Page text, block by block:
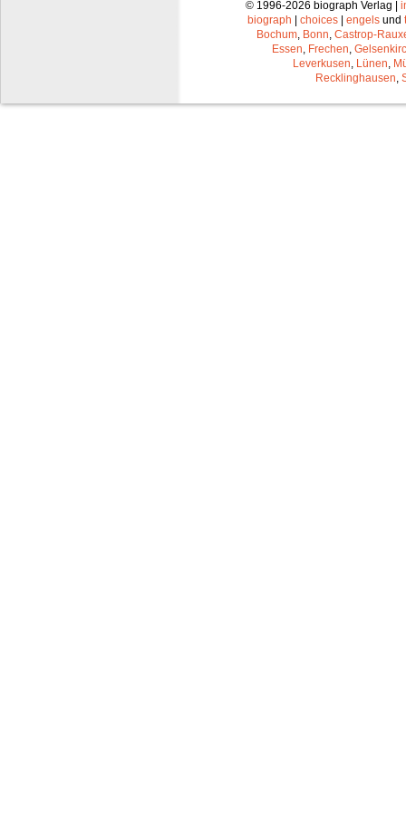
© 1996-2026 biograph Verlag |
biograph | choices | engels und
Bochum Bonn Castrop-
Essen Frechen
Leverkusen Lünen
Recklinghausen